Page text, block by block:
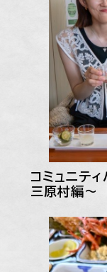
コミュニテ
三原村編～